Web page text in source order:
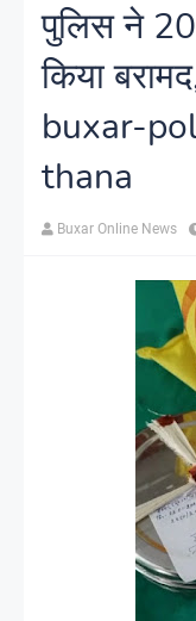
पुलिस ने
किया
buxar-
thana
Buxar Online News